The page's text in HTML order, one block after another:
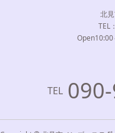
北
TEL
TEL